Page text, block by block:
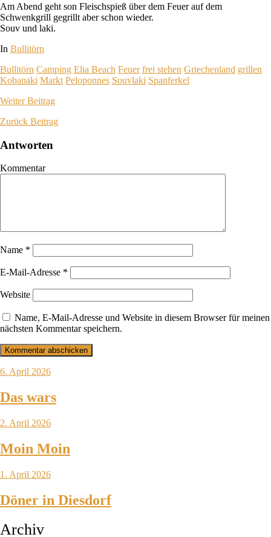
Am Abend geht son Fleischspieß über dem Feuer auf dem
Schwenkgrill gegrillt aber schon wieder.
Souv und laki.
In Bullitörn
Bullitörn Camping Elia Beach Feuer frei stehen Griechenland grillen
Kobanaki Markt Peloponnes Souvlaki Spanferkel
WeiterBeitrag
Zurück Beitrag
Antworten
Kommentar
Name *
E-Mail-Adresse *
Website
Name, E-Mail-Adresse und Website in diesem Browser für meinen
nächsten Kommentar speichern.
6. April 2026
Das wars
2. April 2026
Moin Moin
1. April 2026
Döner in Diesdorf
Archiv